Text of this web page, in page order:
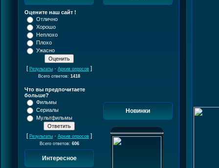
Оцените наш сайт !
Отлично
Хорошо
Неплохо
Плохо
Ужасно
[ Результаты · Архив опросов ]
Всего ответов: 1418
Что вы предпочитаете
больше?
Фильмы
Сериалы
Мультфильмы
[ Результаты · Архив опросов ]
Всего ответов: 606
Интересное
Новинки